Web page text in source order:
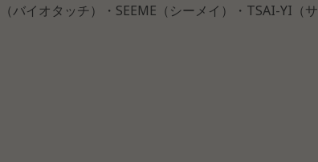
イオタッチ）・SEEME（シーメイ）・TSAI-YI（サ